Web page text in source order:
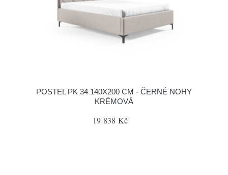
POSTEL PK 34 140X200 CM - ČERNÉ NOHY
KRÉMOVÁ
19 838 Kč